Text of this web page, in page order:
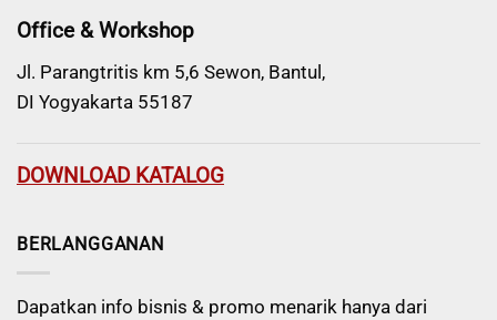
Office & Workshop
Jl. Parangtritis km 5,6 Sewon, Bantul,
DI Yogyakarta 55187
DOWNLOAD KATALOG
BERLANGGANAN
Dapatkan info bisnis & promo menarik hanya dari